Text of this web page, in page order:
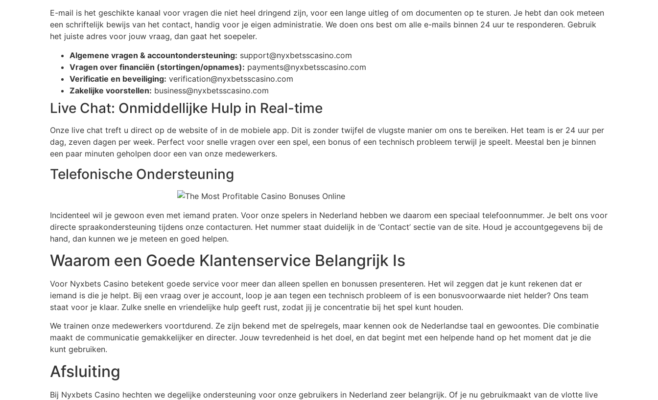
E-mail is het geschikte kanaal voor vragen die niet heel dringend zijn, voor een lange uitleg of om documenten op te sturen. Je hebt dan ook meteen
een schriftelijk bewijs van het contact, handig voor je eigen administratie. We doen ons best om alle e-mails binnen 24 uur te responderen. Gebruik
het juiste adres voor jouw vraag, dan gaat het soepeler.
Algemene vragen & accountondersteuning: support@nyxbetsscasino.com
Vragen over financiën (stortingen/opnames): payments@nyxbetsscasino.com
Verificatie en beveiliging: verification@nyxbetsscasino.com
Zakelijke voorstellen: business@nyxbetsscasino.com
Live Chat: Onmiddellijke Hulp in Real-time
Onze live chat treft u direct op de website of in de mobiele app. Dit is zonder twijfel de vlugste manier om ons te bereiken. Het team is er 24 uur per
dag, zeven dagen per week. Perfect voor snelle vragen over een spel, een bonus of een technisch probleem terwijl je speelt. Meestal ben je binnen
een paar minuten geholpen door een van onze medewerkers.
Telefonische Ondersteuning
Incidenteel wil je gewoon even met iemand praten. Voor onze spelers in Nederland hebben we daarom een speciaal telefoonnummer. Je belt ons voor
directe spraakondersteuning tijdens onze contacturen. Het nummer staat duidelijk in de ‘Contact’ sectie van de site. Houd je accountgegevens bij de
hand, dan kunnen we je meteen en goed helpen.
Waarom een Goede Klantenservice Belangrijk Is
Voor Nyxbets Casino betekent goede service voor meer dan alleen spellen en bonussen presenteren. Het wil zeggen dat je kunt rekenen dat er
iemand is die je helpt. Bij een vraag over je account, loop je aan tegen een technisch probleem of is een bonusvoorwaarde niet helder? Ons team
staat voor je klaar. Zulke snelle en vriendelijke hulp geeft rust, zodat jij je concentratie bij het spel kunt houden.
We trainen onze medewerkers voortdurend. Ze zijn bekend met de spelregels, maar kennen ook de Nederlandse taal en gewoontes. Die combinatie
maakt de communicatie gemakkelijker en directer. Jouw tevredenheid is het doel, en dat begint met een helpende hand op het moment dat je die
kunt gebruiken.
Afsluiting
Bij Nyxbets Casino hechten we degelijke ondersteuning voor onze gebruikers in Nederland zeer belangrijk. Of je nu gebruikmaakt van de vlotte live